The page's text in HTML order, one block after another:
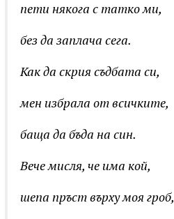
пети някога с татко ми,
без да заплача сега.
Как да скрия съдбата си,
мен избрала от всичките,
баща да бъда на син.
Вече мисля, че има кой,
шепа пръст върху моя гроб,